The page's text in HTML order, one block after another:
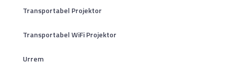
Transportabel Projektor
Transportabel WiFi Projektor
Urrem